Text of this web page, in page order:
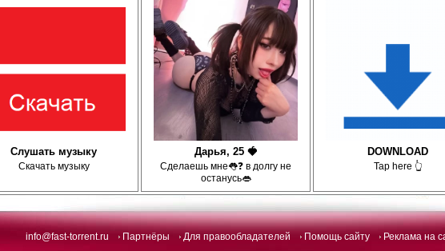
Слушать музыку
Скачать музыку
Дарья, 25 🍓
Сделаешь мне👅❓ в долгу не
останусь👄
DOWNLOAD
Tap here 👆
info@fast-torrent.ru Партнёры Для правообладателей Помощь сайту Реклама на